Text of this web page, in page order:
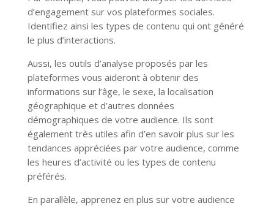
d’engagement sur vos plateformes sociales.
Identifiez ainsi les types de contenu qui ont généré
le plus d’interactions.
Aussi, les outils d’analyse proposés par les
plateformes vous aideront à obtenir des
informations sur l’âge, le sexe, la localisation
géographique et d’autres données
démographiques de votre audience. Ils sont
également très utiles afin d’en savoir plus sur les
tendances appréciées par votre audience, comme
les heures d’activité ou les types de contenu
préférés.
En parallèle, apprenez en plus sur votre audience